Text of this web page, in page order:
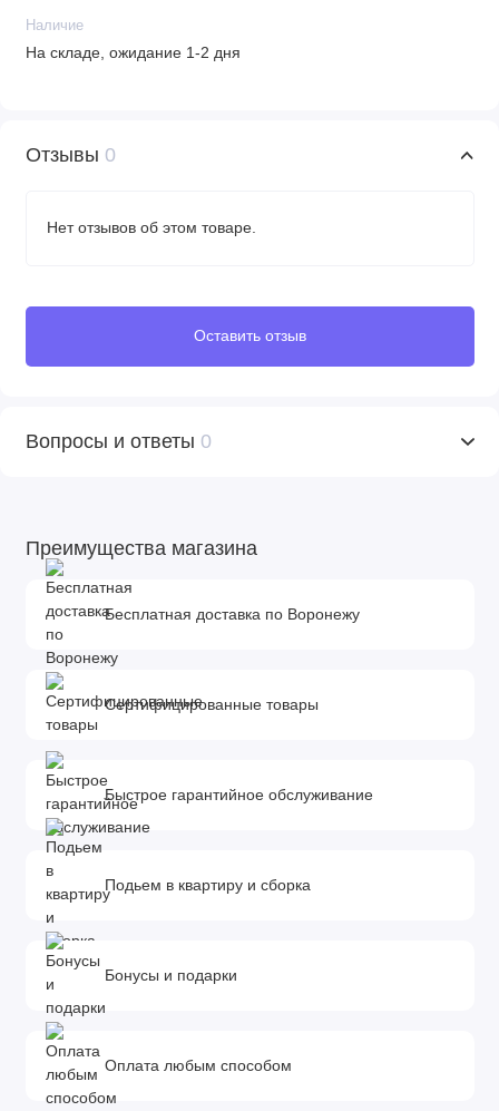
Наличие
На складе, ожидание 1-2 дня
Отзывы 0
Нет отзывов об этом товаре.
Оставить отзыв
Вопросы и ответы 0
Преимущества магазина
Бесплатная доставка по Воронежу
Сертифицированные товары
Быстрое гарантийное обслуживание
Подьем в квартиру и сборка
Бонусы и подарки
Оплата любым способом